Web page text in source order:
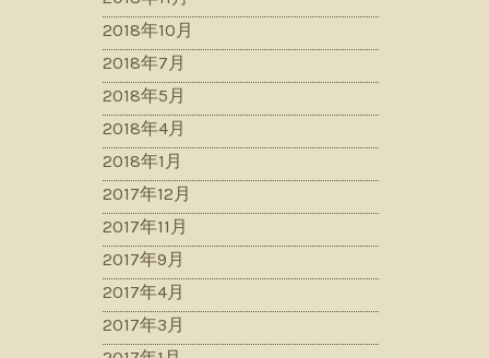
2018年10月
2018年7月
2018年5月
2018年4月
2018年1月
2017年12月
2017年11月
2017年9月
2017年4月
2017年3月